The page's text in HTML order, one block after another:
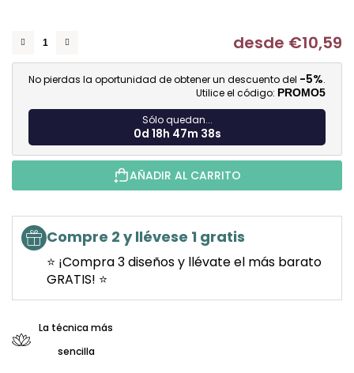
desde €10,59
No pierdas la oportunidad de obtener un descuento del -5%.
Utilice el código: PROMO5
Sólo quedan...
0d 18h 47m 38s
AÑADIR AL CARRITO
Compre 2 y llévese 1 gratis
⭐ ¡Compra 3 diseños y llévate el más barato
GRATIS! ⭐
La técnica más
sencilla